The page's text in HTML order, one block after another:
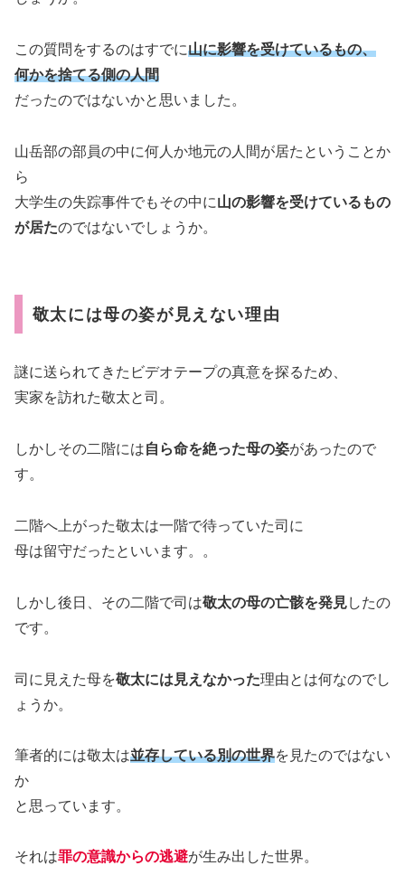
この質問をするのはすでに山に影響を受けているもの、
何かを捨てる側の人間
だったのではないかと思いました。
山岳部の部員の中に何人か地元の人間が居たということか
ら
大学生の失踪事件でもその中に山の影響を受けているもの
が居たのではないでしょうか。
敬太には母の姿が見えない理由
謎に送られてきたビデオテープの真意を探るため、
実家を訪れた敬太と司。
しかしその二階には自ら命を絶った母の姿があったので
す。
二階へ上がった敬太は一階で待っていた司に
母は留守だったといいます。。
しかし後日、その二階で司は敬太の母の亡骸を発見したの
です。
司に見えた母を敬太には見えなかった理由とは何なのでし
ょうか。
筆者的には敬太は並存している別の世界を見たのではない
か
と思っています。
それは罪の意識からの逃避が生み出した世界。